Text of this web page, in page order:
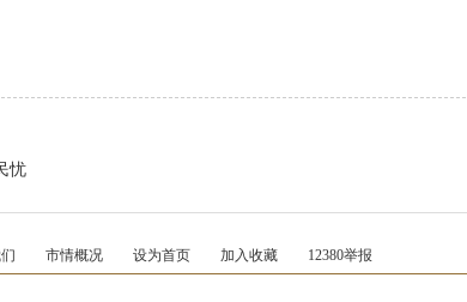
忧
市情概况 设为首页 加入收藏 12380举报